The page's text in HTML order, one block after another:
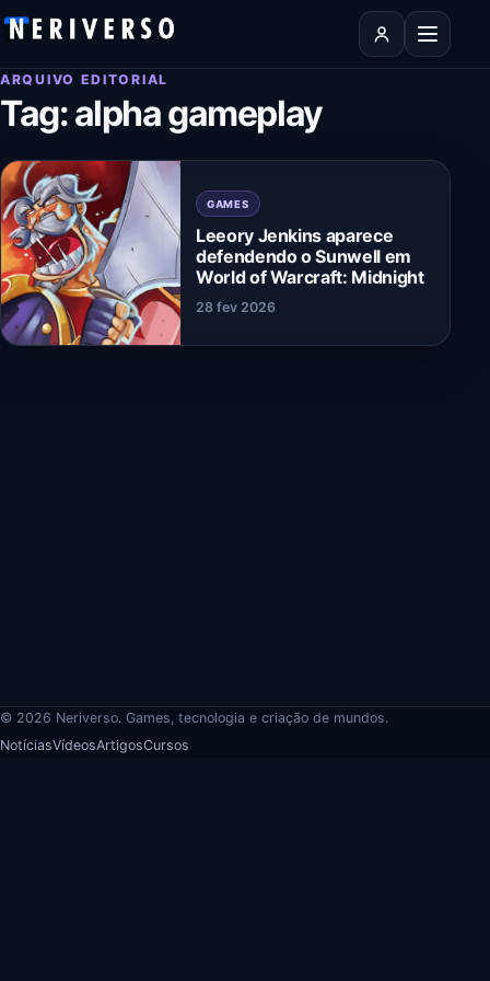
Pular para o conteúdo
Abrir
ARQUIVO EDITORIAL
Tag:alpha gameplay
GAMES
Leeory Jenkins aparece
defendendo o Sunwell em
World of Warcraft: Midnight
28 fev 2026
© 2026 Neriverso. Games, tecnologia e criação de mundos.
NotíciasVídeosArtigosCursos